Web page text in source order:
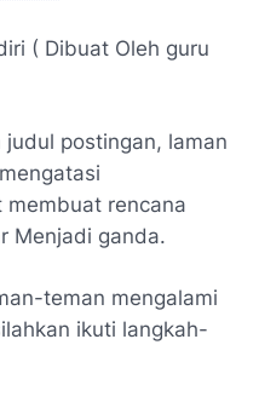
( Dibuat Oleh guru
postingan, laman
membuat rencana
Menjadi ganda.
teman mengalami
ikuti langkah-